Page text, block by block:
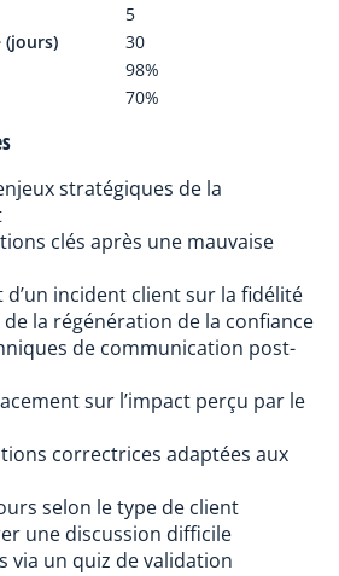
5
(jours)
30
98%
70%
stratégiques de la
clés après une mauvaise
d’un incident client sur la fidélité
la régénération de la confiance
de communication post-
sur l’impact perçu par le
correctrices adaptées aux
selon le type de client
une discussion difficile
via un quiz de validation